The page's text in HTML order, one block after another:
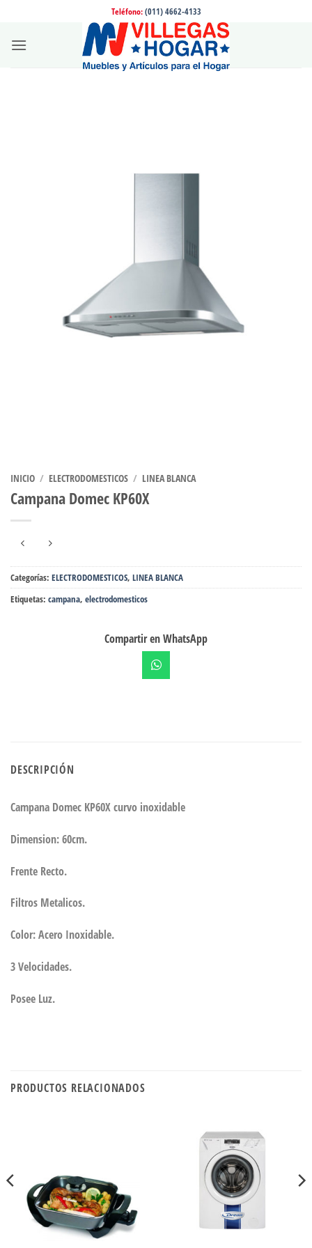
contenido
Teléfono: (011) 4662-4133
INICIO / ELECTRODOMESTICOS / LINEA BLANCA
Campana Domec KP60X
Categorías: ELECTRODOMESTICOS, LINEA BLANCA
Etiquetas: campana, electrodomesticos
Compartir en WhatsApp
DESCRIPCIÓN
Campana Domec KP60X curvo inoxidable
Dimension: 60cm.
Frente Recto.
Filtros Metalicos.
Color: Acero Inoxidable.
3 Velocidades.
Posee Luz.
PRODUCTOS RELACIONADOS